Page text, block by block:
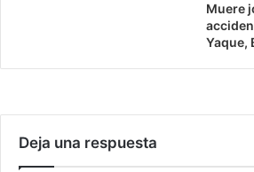
Muere
Yaque,
Deja una respuesta